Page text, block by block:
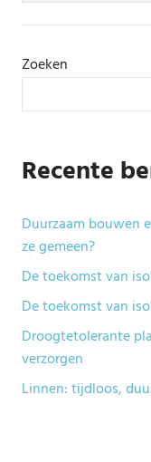
Zoeken
Recente
Duurzaam bouwen
ze gemeen?
De toekomst van
De toekomst van
Droogtetolerante
verzorgen
Linnen: tijdloos,